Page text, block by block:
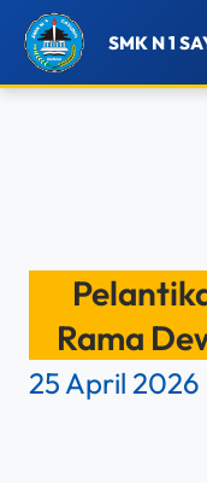
SMK N 1
Rama
25 April 2026